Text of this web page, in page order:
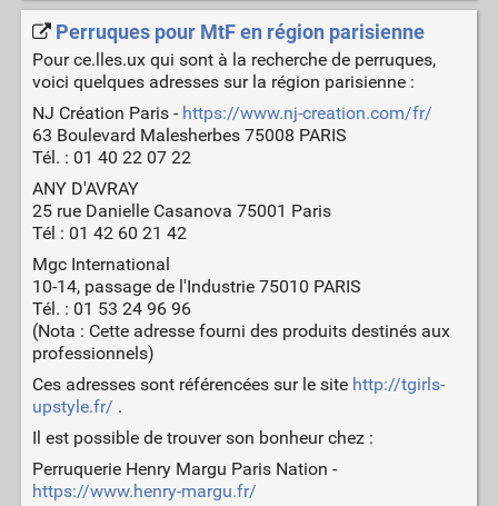
Perruques pour MtF en région parisienne
Pour ce.lles.ux qui sont à la recherche de perruques,
voici quelques adresses sur la région parisienne :
NJ Création Paris - https://www.nj-creation.com/fr/
63 Boulevard Malesherbes 75008 PARIS
Tél. : 01 40 22 07 22
ANY D'AVRAY
25 rue Danielle Casanova 75001 Paris
Tél : 01 42 60 21 42
Mgc International
10-14, passage de l'Industrie 75010 PARIS
Tél. : 01 53 24 96 96
(Nota : Cette adresse fourni des produits destinés aux
professionnels)
Ces adresses sont référencées sur le site http://tgirls-
upstyle.fr/ .
Il est possible de trouver son bonheur chez :
Perruquerie Henry Margu Paris Nation -
https://www.henry-margu.fr/